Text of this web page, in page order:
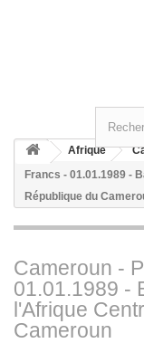
Afrique
Francs - 01.01.1989 -
République du
Cameroun -
01.01.1989 -
l'Afrique
Cameroun